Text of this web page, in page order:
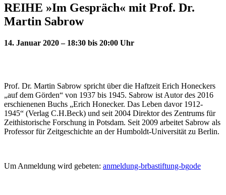
REIHE »Im Gespräch« mit Prof. Dr.
Martin Sabrow
14. Januar 2020 – 18:30 bis 20:00 Uhr
Prof. Dr. Martin Sabrow spricht über die Haftzeit Erich Honeckers
„auf dem Görden“ von 1937 bis 1945. Sabrow ist Autor des 2016
erschienenen Buchs „Erich Honecker. Das Leben davor 1912-
1945“ (Verlag C.H.Beck) und seit 2004 Direktor des Zentrums für
Zeithistorische Forschung in Potsdam. Seit 2009 arbeitet Sabrow als
Professor für Zeitgeschichte an der Humboldt-Universität zu Berlin.
Um Anmeldung wird gebeten: anmeldung-brbastiftung-bgode